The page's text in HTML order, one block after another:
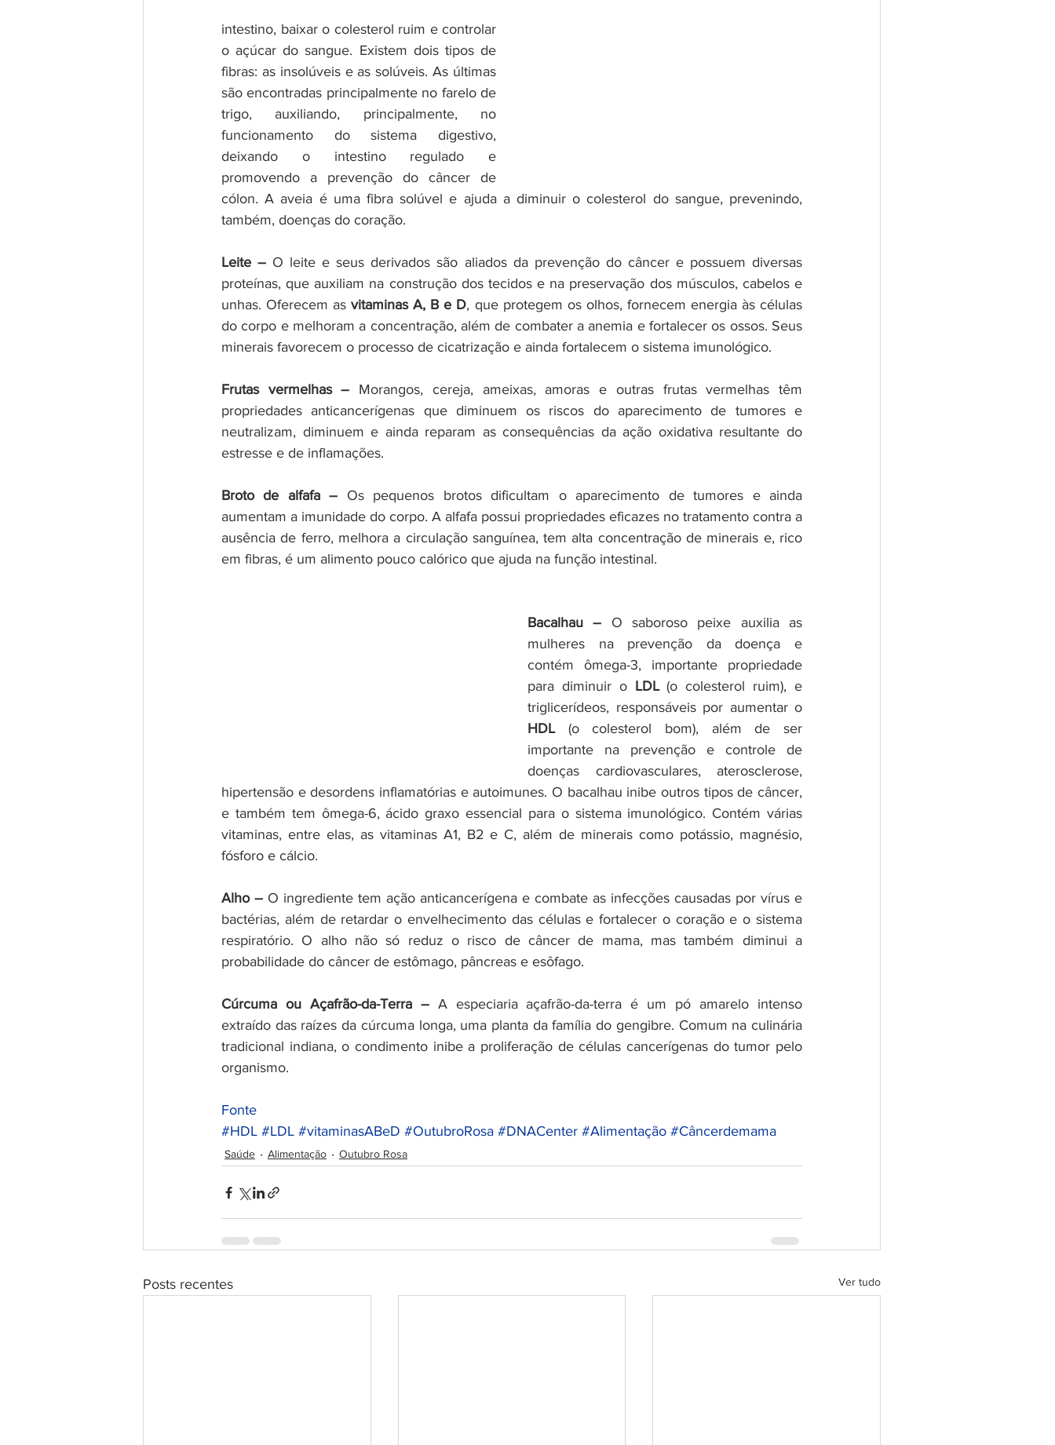
intestino, baixar o colesterol ruim e controlar
o açúcar do sangue. Existem dois tipos de
fibras: as insolúveis e as solúveis. As últimas
são encontradas principalmente no farelo de
trigo, auxiliando, principalmente, no
funcionamento do sistema digestivo,
deixando o intestino regulado e
promovendo a prevenção do câncer de
cólon. A aveia é uma fibra solúvel e ajuda a diminuir o colesterol do sangue, prevenindo,
também, doenças do coração.
Leite – O leite e seus derivados são aliados da prevenção do câncer e possuem diversas
proteínas, que auxiliam na construção dos tecidos e na preservação dos músculos, cabelos e
unhas. Oferecem as vitaminas A, B e D, que protegem os olhos, fornecem energia às células
do corpo e melhoram a concentração, além de combater a anemia e fortalecer os ossos. Seus
minerais favorecem o processo de cicatrização e ainda fortalecem o sistema imunológico.
Frutas vermelhas – Morangos, cereja, ameixas, amoras e outras frutas vermelhas têm
propriedades anticancerígenas que diminuem os riscos do aparecimento de tumores e
neutralizam, diminuem e ainda reparam as consequências da ação oxidativa resultante do
estresse e de inflamações.
Broto de alfafa – Os pequenos brotos dificultam o aparecimento de tumores e ainda
aumentam a imunidade do corpo. A alfafa possui propriedades eficazes no tratamento contra a
ausência de ferro, melhora a circulação sanguínea, tem alta concentração de minerais e, rico
em fibras, é um alimento pouco calórico que ajuda na função intestinal.
Bacalhau – O saboroso peixe auxilia as
mulheres na prevenção da doença e
contém ômega-3, importante propriedade
para diminuir o LDL (o colesterol ruim), e
HDL (o colesterol bom), além de ser
importante na prevenção e controle de
doenças cardiovasculares, aterosclerose,
hipertensão e desordens inflamatórias e autoimunes. O bacalhau inibe outros tipos de câncer,
e também tem ômega-6, ácido graxo essencial para o sistema imunológico. Contém várias
vitaminas, entre elas, as vitaminas A1, B2 e C, além de minerais como potássio, magnésio,
fósforo e cálcio.
Alho – O ingrediente tem ação anticancerígena e combate as infecções causadas por vírus e
bactérias, além de retardar o envelhecimento das células e fortalecer o coração e o sistema
respiratório. O alho não só reduz o risco de câncer de mama, mas também diminui a
probabilidade do câncer de estômago, pâncreas e esôfago.
Cúrcuma ou Açafrão-da-Terra – A especiaria açafrão-da-terra é um pó amarelo intenso
extraído das raízes da cúrcuma longa, uma planta da família do gengibre. Comum na culinária
tradicional indiana, o condimento inibe a proliferação de células cancerígenas do tumor pelo
organismo.
Fonte
#HDL #LDL #vitaminasABeD #OutubroRosa #DNACenter #Alimentação #Câncerdemama
Saúde Alimentação Outubro Rosa
Posts recentes Ver tudo